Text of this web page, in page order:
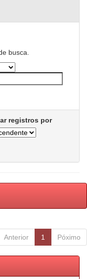
busca.
registros por
Anterior 1 Póximo